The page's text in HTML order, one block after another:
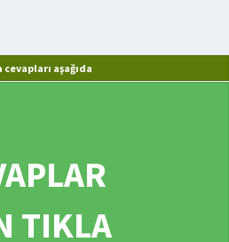
aşağıda
TIKLA